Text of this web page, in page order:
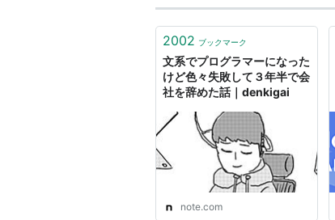
2002 ブックマーク
文系でプログラマーになった
けど色々失敗して３年半で会
社を辞めた話｜denkigai
note.com